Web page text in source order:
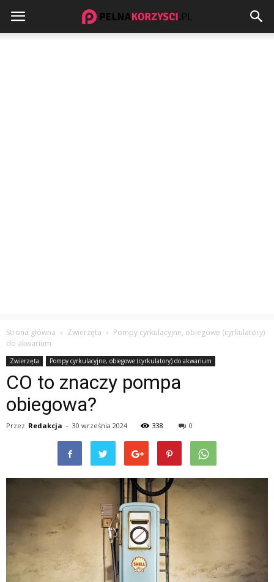
Strona główna Zwierzęta
Pompy cyrkulacyjne, obiegowe (cyrkulatory)
do akwarium
Zwierzęta Pompy cyrkulacyjne, obiegowe (cyrkulatory) do akwarium
CO to znaczy pompa
obiegowa?
Przez Redakcja - 30 września 2024 338 0